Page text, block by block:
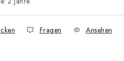
Fragen Ansehen